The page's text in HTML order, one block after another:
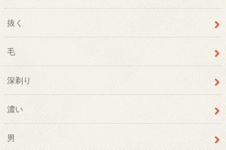
抜く
毛
深剃り
濃い
男